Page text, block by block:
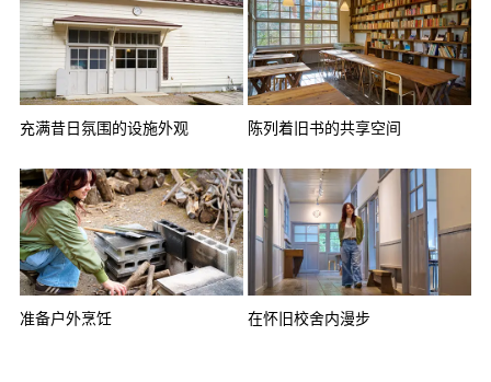
充满昔日氛围的设施外观 陈列着旧书的共享空间
准备户外烹饪 在怀旧校舍内漫步